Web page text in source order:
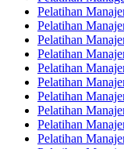
Pelatihan
Pelatihan
Pelatihan
Pelatihan
Pelatihan
Pelatihan
Pelatihan
Pelatihan
Pelatihan
Pelatihan